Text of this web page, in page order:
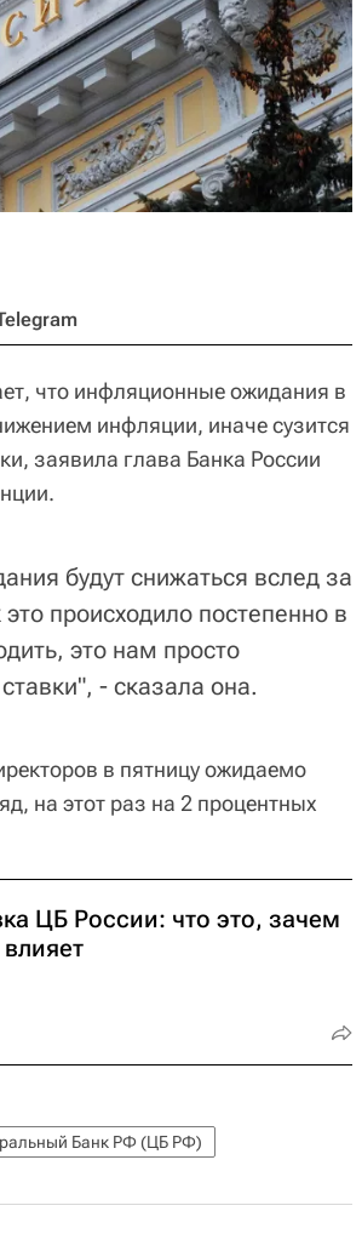
что инфляционные ожидания в
инфляции, иначе сузится
заявила глава Банка России
будут снижаться вслед за
происходило постепенно в
это нам просто
- сказала она.
в пятницу ожидаемо
на этот раз на 2 процентных
ЦБ России: что это, зачем
Банк РФ (ЦБ РФ)